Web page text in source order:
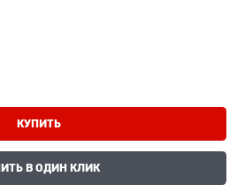
КУПИТЬ
В ОДИН КЛИК